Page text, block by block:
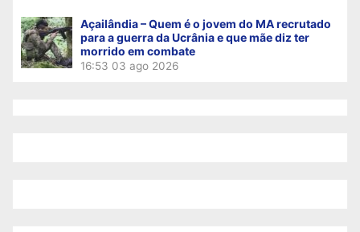
Açailândia – Quem é o jovem do MA recrutado
para a guerra da Ucrânia e que mãe diz ter
morrido em combate
16:53 03 ago 2026